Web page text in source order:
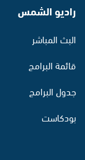
راديو الشمس
البث المباشر
قائمة البرامج
جدول البرامج
بودكاست